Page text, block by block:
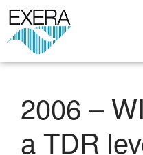
Association
2006 –
a TDR